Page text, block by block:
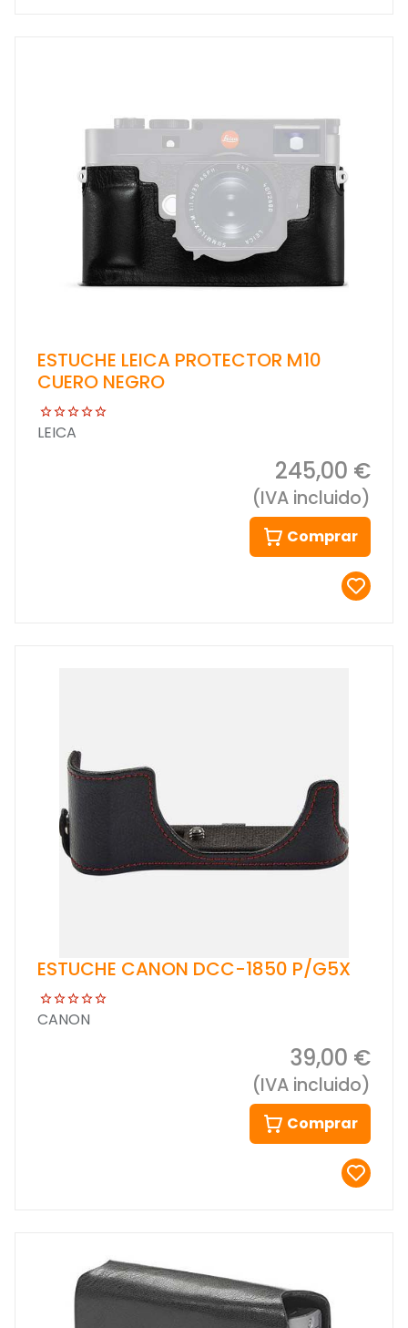
ESTUCHE LEICA PROTECTOR M10
CUERO NEGRO
LEICA
245,00 €
(IVA incluido)
Comprar
ESTUCHE CANON DCC-1850 P/G5X
CANON
39,00 €
(IVA incluido)
Comprar